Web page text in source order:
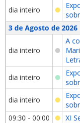
dia inteiro
3 de Agosto de 2026
dia inteiro
A
dia inteiro
dia inteiro
09:30 - 00:00
XI